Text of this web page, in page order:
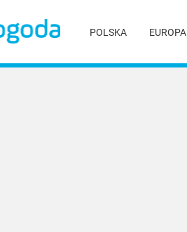
POLSKA EUROPA